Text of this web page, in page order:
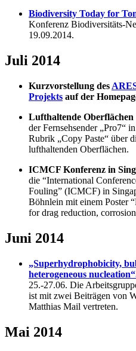
Biodiversity Today for
Konferenz Biodiversitäts-
19.09.2014.
Juli 2014
Kurzvorstellung des
Projekts auf der
Lufthaltende Oberflächen
der Fernsehsender „Pro7“
Rubrik „Copy Paste“ über
lufthaltenden Oberflächen.
ICMCF Konferenz in
die “International
Fouling” (ICMCF) in
Böhnlein mit einem Poster
for drag reduction,
Juni 2014
„Superhydrophobicity,
heterogeneous
25.-27.06. Die
ist mit zwei Beiträgen von
Matthias Mail vertreten.
Mai 2014